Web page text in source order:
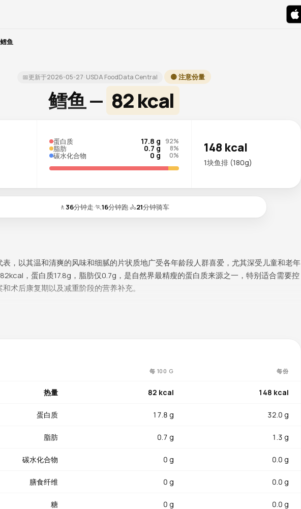
鳕鱼
📅更新于2026-05-27· USDA FoodData Central 🟡 注意份量
鳕鱼 — 82 kcal
蛋白质 17.8 g 92%
脂肪 0.7 g 8%
碳水化合物 0 g 0%
148 kcal
1块鱼排 (180g)
🚶 36分钟走·🏃16分钟跑·🚴21分钟骑车
，以其温和清爽的风味和细腻的片状质地广受各年龄段人群喜爱，尤其深受儿童和老年
，蛋白质17.8g，脂肪仅0.7g，是自然界最精瘦的蛋白质来源之一，特别适合需要控
术后康复期以及减重阶段的营养补充。
持心血管功能和体液平衡。镁（32mg）约占8%，促进酶活性和肌肉放松。烟酸
维生素B6（0.25mg）约占15%，共同参与细胞能量代谢过程。高达81.2%的水分使鳕鱼
对肠胃敏感人群和消化功能较弱的老年人都十分友好。
丰富的表现空间：清蒸鳕鱼是最能体现其鲜嫩本味的做法，淋上蒸鱼豉油和热油，简约而
质地细腻、味道温和、接受度高。
大西洋鳕鱼）的品质和口感优于市面上常见的银鳕鱼等替代品种。新鲜鳕鱼应在1至2天内
每 100 G 每份
热量 82 kcal 148 kcal
蛋白质 17.8 g 32.0 g
脂肪 0.7 g 1.3 g
碳水化合物 0 g 0.0 g
膳食纤维 0 g 0.0 g
糖 0 g 0.0 g